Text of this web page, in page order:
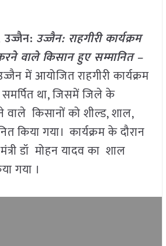
उज्जैन: उज्जैन: राहगीरी कार्यक्रम
वाले किसान हुए सम्मानित –
में आयोजित राहगीरी कार्यक्रम
था, जिसमें जिले के
वाले किसानों को शील्ड, शाल,
किया गया। कार्यक्रम के दौरान
डॉ मोहन यादव का शाल
गया ।